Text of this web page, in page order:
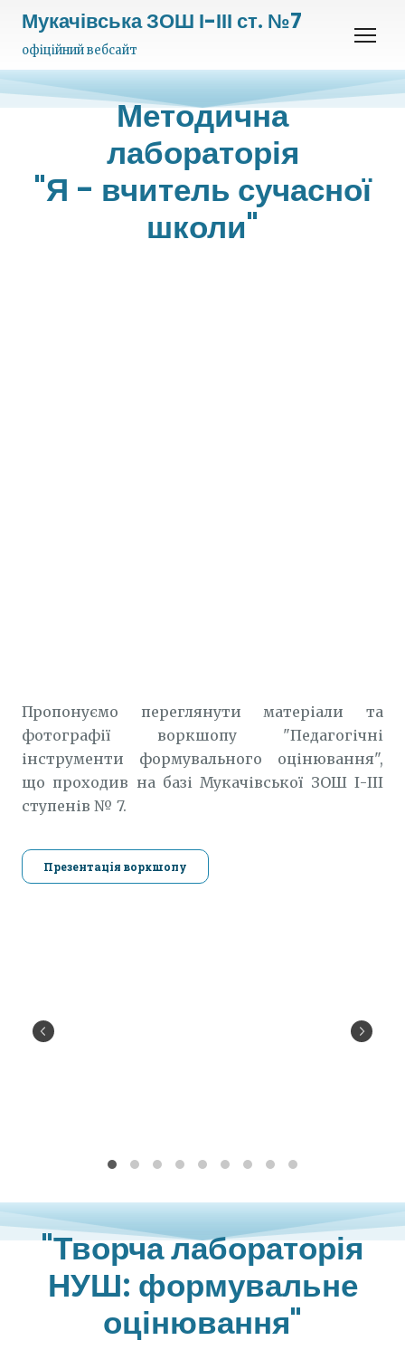
Мукачівська ЗОШ І-ІІІ ст. №7
офіційний вебсайт
Методична
лабораторія
"Я - вчитель сучасної
школи"
Пропонуємо переглянути матеріали та
фотографії воркшопу "Педагогічні
інструменти формувального оцінювання",
що проходив на базі Мукачівської ЗОШ І-ІІІ
ступенів № 7.
Презентація воркшопу
"Творча лабораторія
НУШ: формувальне
оцінювання"